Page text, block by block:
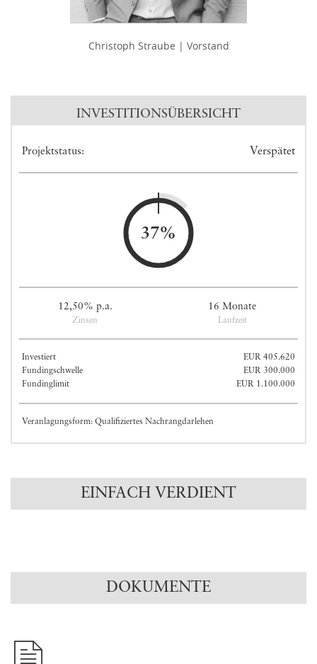
Christoph Straube | Vorstand
INVESTITIONSÜBERSICHT
Projektstatus: Verspätet
37%
12,50% p.a.
Zinsen
16 Monate
Laufzeit
Investiert
EUR 405.620
Fundingschwelle
EUR 300.000
Fundinglimit
EUR 1.100.000
Veranlagungsform: Qualifiziertes Nachrangdarlehen
EINFACH VERDIENT
DOKUMENTE